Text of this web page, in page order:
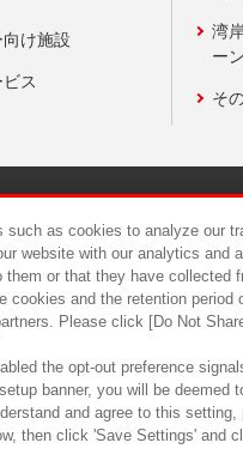
け施設
ス
湾
ー
そ
食品のご
such as cookies to analyze our
website with our analytics and
them or that they have
cookies and the retention
Please click [Do Not
the opt-out preference
banner, you will be
and agree to this
then click 'Save Settings' and